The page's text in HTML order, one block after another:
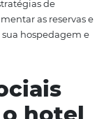
certo. Esta
de todas as
e
estratégias de